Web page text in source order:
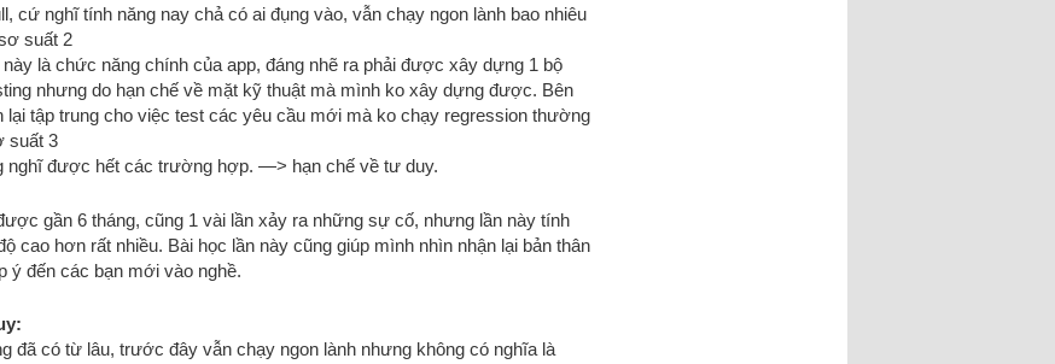
cứ nghĩ tính năng nay chả có ai đụng vào, vẫn chạy ngon lành bao nhiêu
suất 2
là chức năng chính của app, đáng nhẽ ra phải được xây dựng 1 bộ
nhưng do hạn chế về mặt kỹ thuật mà mình ko xây dựng được. Bên
lại tập trung cho việc test các yêu cầu mới mà ko chạy regression thường
suất 3
nghĩ được hết các trường hợp. —> hạn chế về tư duy.
gần 6 tháng, cũng 1 vài lần xảy ra những sự cố, nhưng lần này tính
cao hơn rất nhiều. Bài học lần này cũng giúp mình nhìn nhận lại bản thân
ý đến các bạn mới vào nghề.
đã có từ lâu, trước đây vẫn chạy ngon lành nhưng không có nghĩa là